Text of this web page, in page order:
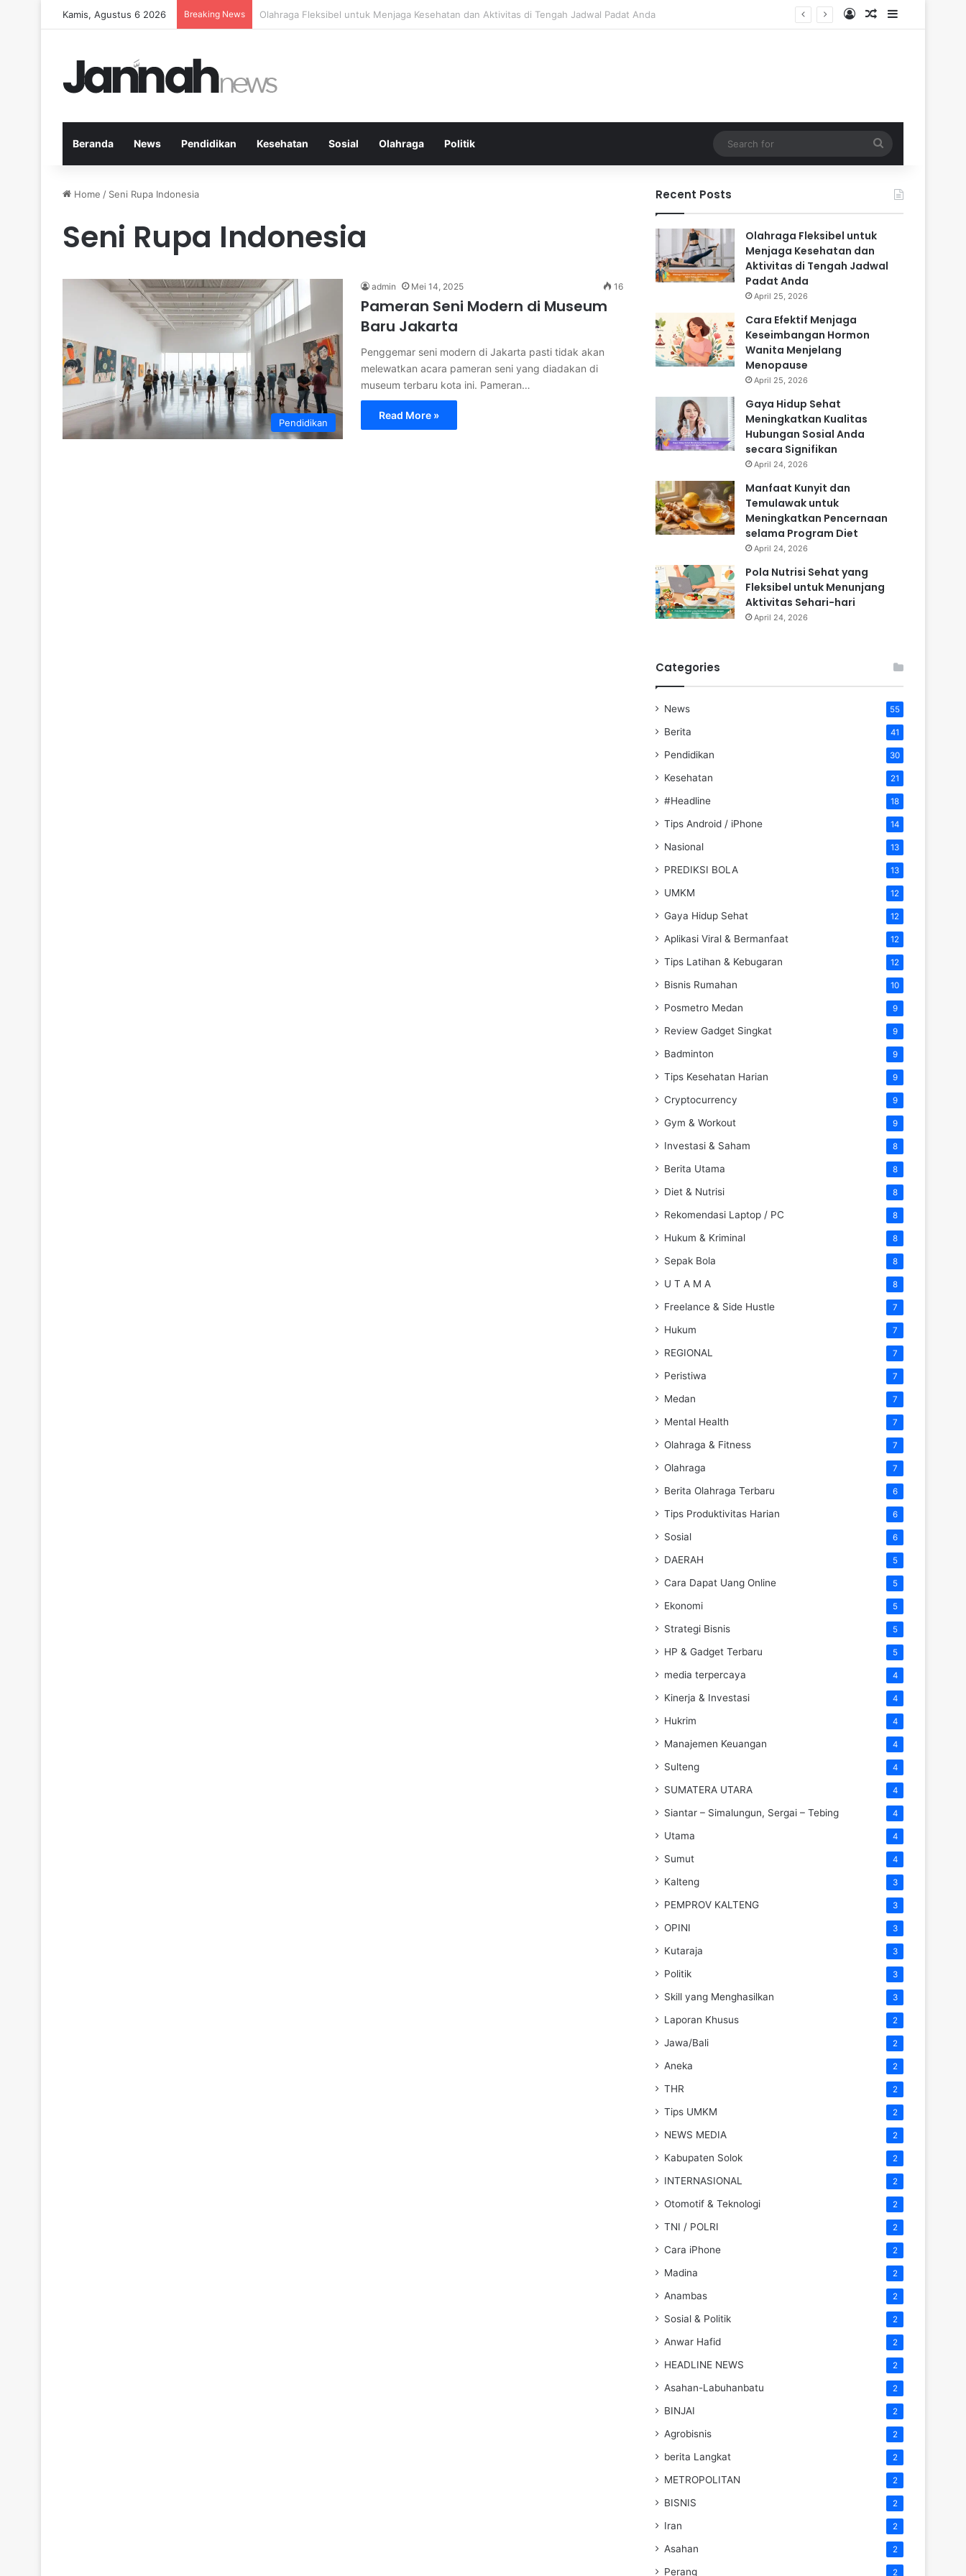
Kamis, Agustus 6 2026 Breaking News Cara Efektif Menjaga Keseimbangan Hormon Wanita Menjelang Menopause Log InRandom Article
Sidebar
Beranda News Pendidikan Kesehatan Sosial Olahraga Politik
for
Home / Seni Rupa Indonesia
Seni Rupa Indonesia
Pendidikan
admin Mei 14, 2025 16
Pameran Seni Modern di Museum
Baru Jakarta
Penggemar seni modern di Jakarta pasti tidak akan
melewatkan acara pameran seni yang diadakan di
museum terbaru kota ini. Pameran…
Read More »
Recent Posts
Olahraga Fleksibel untuk
Menjaga Kesehatan dan
Aktivitas di Tengah Jadwal
Padat Anda
April 25, 2026
Cara Efektif Menjaga
Keseimbangan Hormon
Wanita Menjelang
Menopause
April 25, 2026
Gaya Hidup Sehat
Meningkatkan Kualitas
Hubungan Sosial Anda
secara Signifikan
April 24, 2026
Manfaat Kunyit dan
Temulawak untuk
Meningkatkan Pencernaan
selama Program Diet
April 24, 2026
Pola Nutrisi Sehat yang
Fleksibel untuk Menunjang
Aktivitas Sehari-hari
April 24, 2026
Categories
News 55
Berita 41
Pendidikan 30
Kesehatan 21
#Headline 18
Tips Android / iPhone 14
Nasional 13
PREDIKSI BOLA 13
UMKM 12
Gaya Hidup Sehat 12
Aplikasi Viral & Bermanfaat 12
Tips Latihan & Kebugaran 12
Bisnis Rumahan 10
Posmetro Medan 9
Review Gadget Singkat 9
Badminton 9
Tips Kesehatan Harian 9
Cryptocurrency 9
Gym & Workout 9
Investasi & Saham 8
Berita Utama 8
Diet & Nutrisi 8
Rekomendasi Laptop / PC 8
Hukum & Kriminal 8
Sepak Bola 8
U T A M A 8
Freelance & Side Hustle 7
Hukum 7
REGIONAL 7
Peristiwa 7
Medan 7
Mental Health 7
Olahraga & Fitness 7
Olahraga 7
Berita Olahraga Terbaru 6
Tips Produktivitas Harian 6
Sosial 6
DAERAH 5
Cara Dapat Uang Online 5
Ekonomi 5
Strategi Bisnis 5
HP & Gadget Terbaru 5
media terpercaya 4
Kinerja & Investasi 4
Hukrim 4
Manajemen Keuangan 4
Sulteng 4
SUMATERA UTARA 4
Siantar – Simalungun, Sergai – Tebing 4
Utama 4
Sumut 4
Kalteng 3
PEMPROV KALTENG 3
OPINI 3
Kutaraja 3
Politik 3
Skill yang Menghasilkan 3
Laporan Khusus 2
Jawa/Bali 2
Aneka 2
THR 2
Tips UMKM 2
NEWS MEDIA 2
Kabupaten Solok 2
INTERNASIONAL 2
Otomotif & Teknologi 2
TNI / POLRI 2
Cara iPhone 2
Madina 2
Anambas 2
Sosial & Politik 2
Anwar Hafid 2
HEADLINE NEWS 2
Asahan-Labuhanbatu 2
BINJAI 2
Agrobisnis 2
berita Langkat 2
METROPOLITAN 2
BISNIS 2
Iran 2
Asahan 2
Perang 2